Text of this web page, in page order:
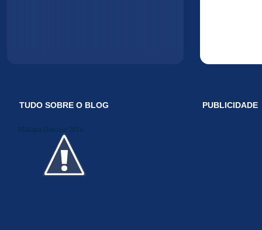
TUDO SOBRE O BLOG
Midiakit Danosse 2014
PUBLICIDADE